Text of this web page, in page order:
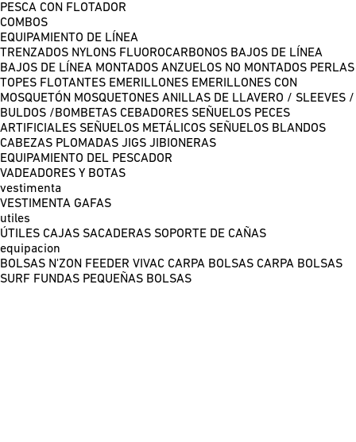
PESCA CON FLOTADOR
COMBOS
EQUIPAMIENTO DE LÍNEA
TRENZADOS NYLONS FLUOROCARBONOS BAJOS DE LÍNEA
BAJOS DE LÍNEA MONTADOS ANZUELOS NO MONTADOS PERLAS
TOPES FLOTANTES EMERILLONES EMERILLONES CON
MOSQUETÓN MOSQUETONES ANILLAS DE LLAVERO / SLEEVES /
BULDOS /BOMBETAS CEBADORES SEÑUELOS PECES
ARTIFICIALES SEÑUELOS METÁLICOS SEÑUELOS BLANDOS
CABEZAS PLOMADAS JIGS JIBIONERAS
EQUIPAMIENTO DEL PESCADOR
VADEADORES Y BOTAS
vestimenta
VESTIMENTA GAFAS
utiles
ÚTILES CAJAS SACADERAS SOPORTE DE CAÑAS
equipacion
BOLSAS N'ZON FEEDER VIVAC CARPA BOLSAS CARPA BOLSAS
SURF FUNDAS PEQUEÑAS BOLSAS